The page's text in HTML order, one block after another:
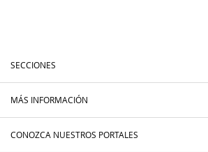
SECCIONES
MÁS INFORMACIÓN
CONOZCA NUESTROS PORTALES